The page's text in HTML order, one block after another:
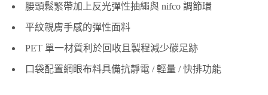
腰頭鬆緊帶加上反光彈性抽繩與 nifco 調節環
平紋親膚手感的彈性面料
PET 單一材質利於回收且製程減少碳足跡
口袋配置網眼布料具備抗靜電 / 輕量 / 快排功能